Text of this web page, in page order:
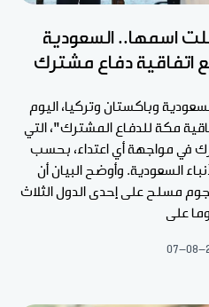
اسمها.. السعودية
اتفاقية دفاع مشترك
وباكستان وتركيا، اليوم
مكة للدفاع المشترك"، التي
في مواجهة أي اعتداء، بحسب
السعودية. وأوضح البيان أن
مسلح على إحدى الدول الثلاث
على
07-08-